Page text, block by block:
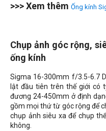
>>> Xem thêm Ống kính
Chụp ảnh góc rộng,
ống kính
Sigma 16-300mm f/3.5-6.7
lật đầu tiên trên thế giới có
đương 24-450mm ở định
gồm mọi thứ từ góc rộng để
chụp ảnh siêu xa để chụp
không.